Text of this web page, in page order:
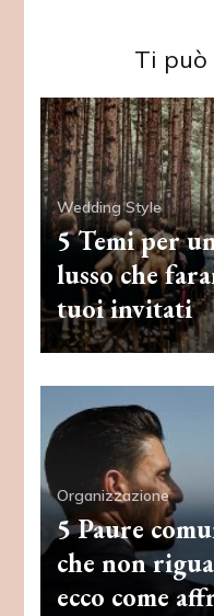
Ti può
Wedding Style
5 Temi per
lusso che
tuoi invitati
Organizzazione
5 Paure
che non
ecco come